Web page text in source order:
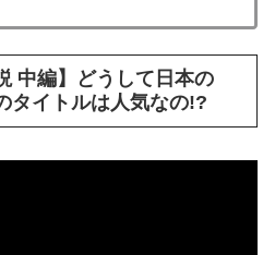
中編】どうして日本の
タイトルは人気なの!?